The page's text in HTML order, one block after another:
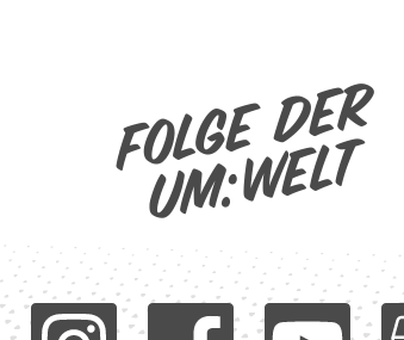
Folge der
um:welt